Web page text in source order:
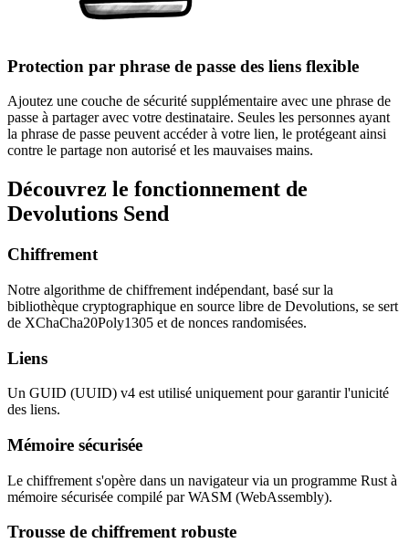
Protection par phrase de passe des liens flexible
Ajoutez une couche de sécurité supplémentaire avec une phrase de
passe à partager avec votre destinataire. Seules les personnes ayant
la phrase de passe peuvent accéder à votre lien, le protégeant ainsi
contre le partage non autorisé et les mauvaises mains.
Découvrez le fonctionnement de
Devolutions Send
Chiffrement
Notre algorithme de chiffrement indépendant, basé sur la
bibliothèque cryptographique en source libre de Devolutions, se sert
de XChaCha20Poly1305 et de nonces randomisées.
Liens
Un GUID (UUID) v4 est utilisé uniquement pour garantir l'unicité
des liens.
Mémoire sécurisée
Le chiffrement s'opère dans un navigateur via un programme Rust à
mémoire sécurisée compilé par WASM (WebAssembly).
Trousse de chiffrement robuste